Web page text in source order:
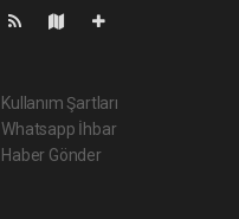
Kullanım Şartları
Whatsapp İhbar
Haber Gönder